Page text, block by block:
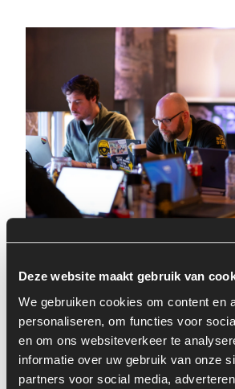
Deze website maakt gebruik van
We gebruiken cookies om content en
personaliseren, om functies voor
en om ons websiteverkeer te
informatie over uw gebruik van onze
partners voor social media,
ONDERDEEL
VAN ONZE
NETWORKS
Als je Team Rockstars joint dan zullen